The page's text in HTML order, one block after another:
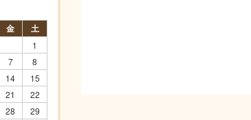
金 土
1
7
8
14
15
21
22
28
29